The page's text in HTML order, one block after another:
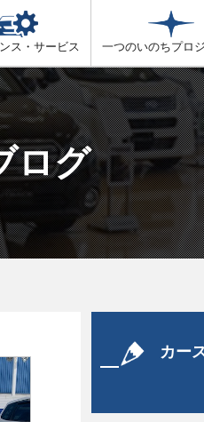
ス・サービス 一つのいのちプロ
ログ
カー